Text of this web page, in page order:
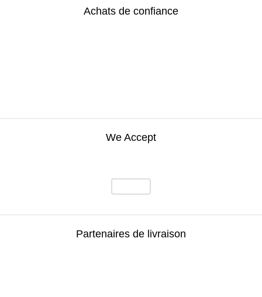
Achats de confiance
We Accept
Partenaires de livraison